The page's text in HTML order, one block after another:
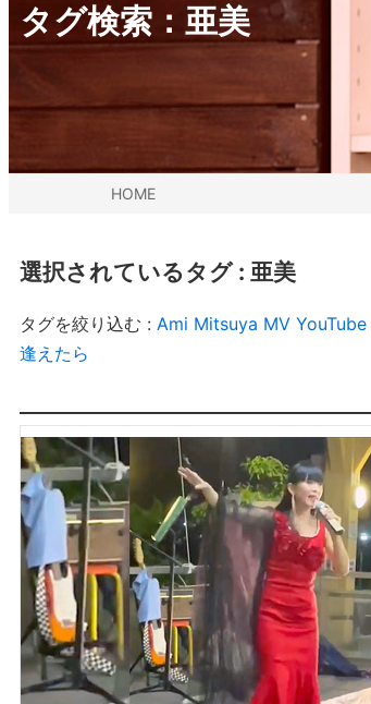
タグ検索： 亜美
HOME
選択されているタグ : 亜美
タグを絞り込む : Ami Mitsuya MV YouTube
逢えたら